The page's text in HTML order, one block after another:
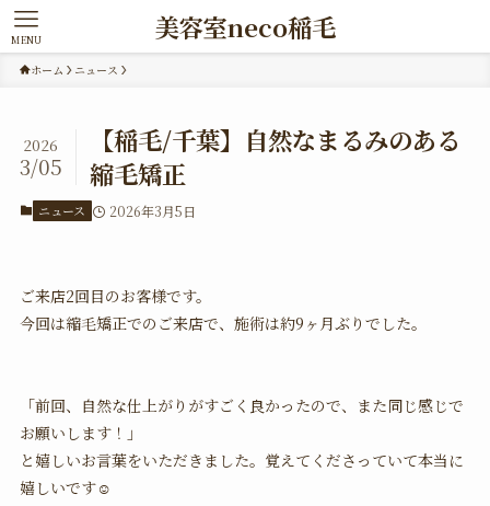
美容室neco稲毛
MENU
ホーム ニュース
【稲毛/千葉】自然なまるみのある
縮毛矯正
2026
3/05
ニュース 2026年3月5日
ご来店2回目のお客様です。
今回は縮毛矯正でのご来店で、施術は約9ヶ月ぶりでした。
「前回、自然な仕上がりがすごく良かったので、また同じ感じで
お願いします！」
と嬉しいお言葉をいただきました。覚えてくださっていて本当に
嬉しいです☺️